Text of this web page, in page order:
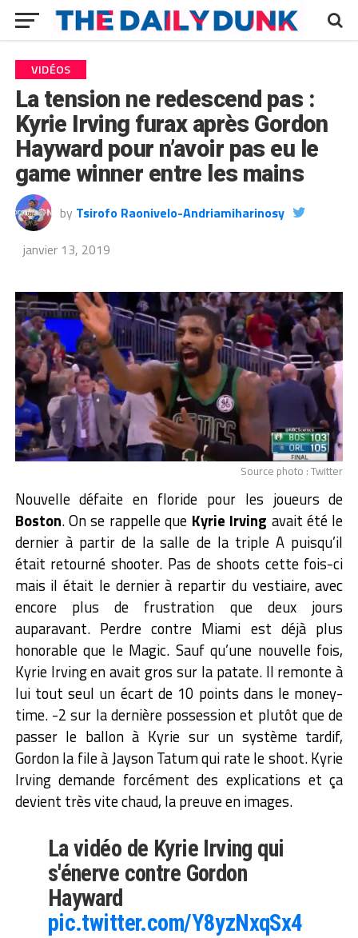
VIDÉOS
La tension ne redescend pas :
Kyrie Irving furax après Gordon
Hayward pour n’avoir pas eu le
game winner entre les mains
by Tsirofo Raonivelo-Andriamiharinosy
janvier 13, 2019
Source photo : Twitter
Nouvelle défaite en floride pour les joueurs de
Boston. On se rappelle que Kyrie Irving avait été le
dernier à partir de la salle de la triple A puisqu’il
était retourné shooter. Pas de shoots cette fois-ci
mais il était le dernier à repartir du vestiaire, avec
encore plus de frustration que deux jours
auparavant. Perdre contre Miami est déjà plus
honorable que le Magic. Sauf qu’une nouvelle fois,
Kyrie Irving en avait gros sur la patate. Il remonte à
lui tout seul un écart de 10 points dans le money-
time. -2 sur la dernière possession et plutôt que de
passer le ballon à Kyrie sur un système tardif,
Gordon la file à Jayson Tatum qui rate le shoot. Kyrie
Irving demande forcément des explications et ça
devient très vite chaud, la preuve en images.
La vidéo de Kyrie Irving qui
s'énerve contre Gordon
Hayward
pic.twitter.com/Y8yzNxqSx4